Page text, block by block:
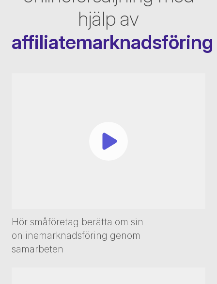
hjälp av
affiliatemarknadsföring
Hör småföretag berätta om sin
onlinemarknadsföring genom
samarbeten